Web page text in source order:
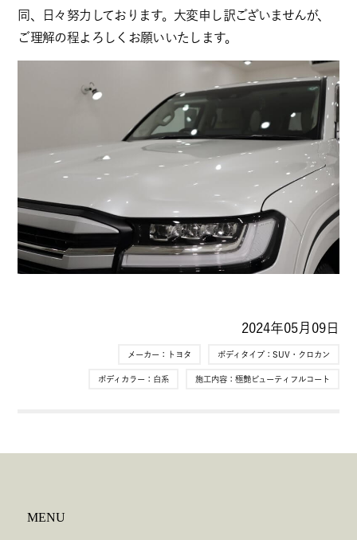
同、日々努力しております。大変申し訳ございませんが、
ご理解の程よろしくお願いいたします。
2024年05月09日
メーカー： トヨタ ボディタイプ： SUV・クロカン
ボディカラー： 白系 施工内容： 極艶ビューティフルコート
MENU